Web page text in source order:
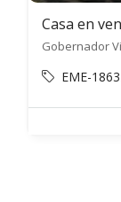
Casa en
Gobernador
EME-